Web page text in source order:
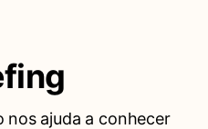
nos ajuda a conhecer